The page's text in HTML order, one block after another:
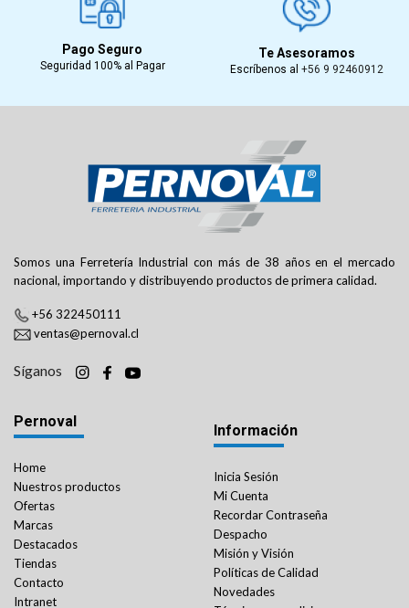
Pago Seguro
Seguridad 100% al Pagar
Te Asesoramos
Escríbenos al +56 9 92460912
Somos una Ferretería Industrial con más de 38 años en el mercado
nacional, importando y distribuyendo productos de primera calidad.
+56 322450111
ventas@pernoval.cl
Síganos
Pernoval
Home
Nuestros productos
Ofertas
Marcas
Destacados
Tiendas
Contacto
Intranet
Información
Inicia Sesión
Mi Cuenta
Recordar Contraseña
Despacho
Misión y Visión
Políticas de Calidad
Novedades